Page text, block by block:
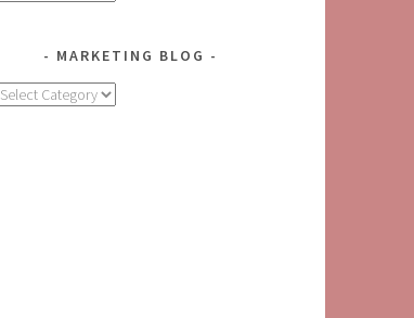
MARKETING BLOG
MARKETING